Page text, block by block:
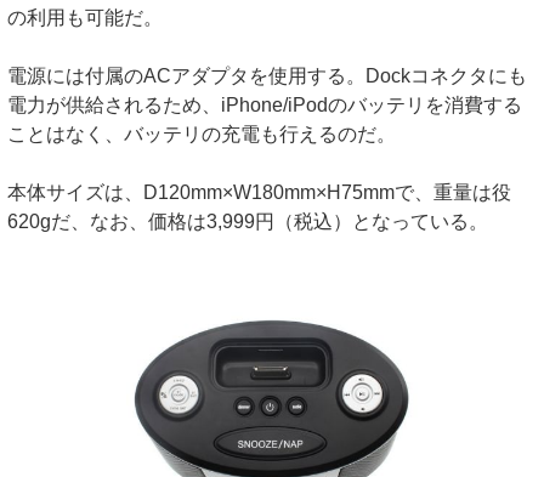
の利用も可能だ。
電源には付属のACアダプタを使用する。Dockコネクタにも
電力が供給されるため、iPhone/iPodのバッテリを消費する
ことはなく、バッテリの充電も行えるのだ。
本体サイズは、D120mm×W180mm×H75mmで、重量は役
620gだ、なお、価格は3,999円（税込）となっている。